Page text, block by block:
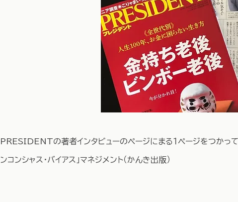
PRESIDENTの著者インタビューのページにまる１ページをつかっ
ンコンシャス・バイアス」マネジメント（かんき出版）